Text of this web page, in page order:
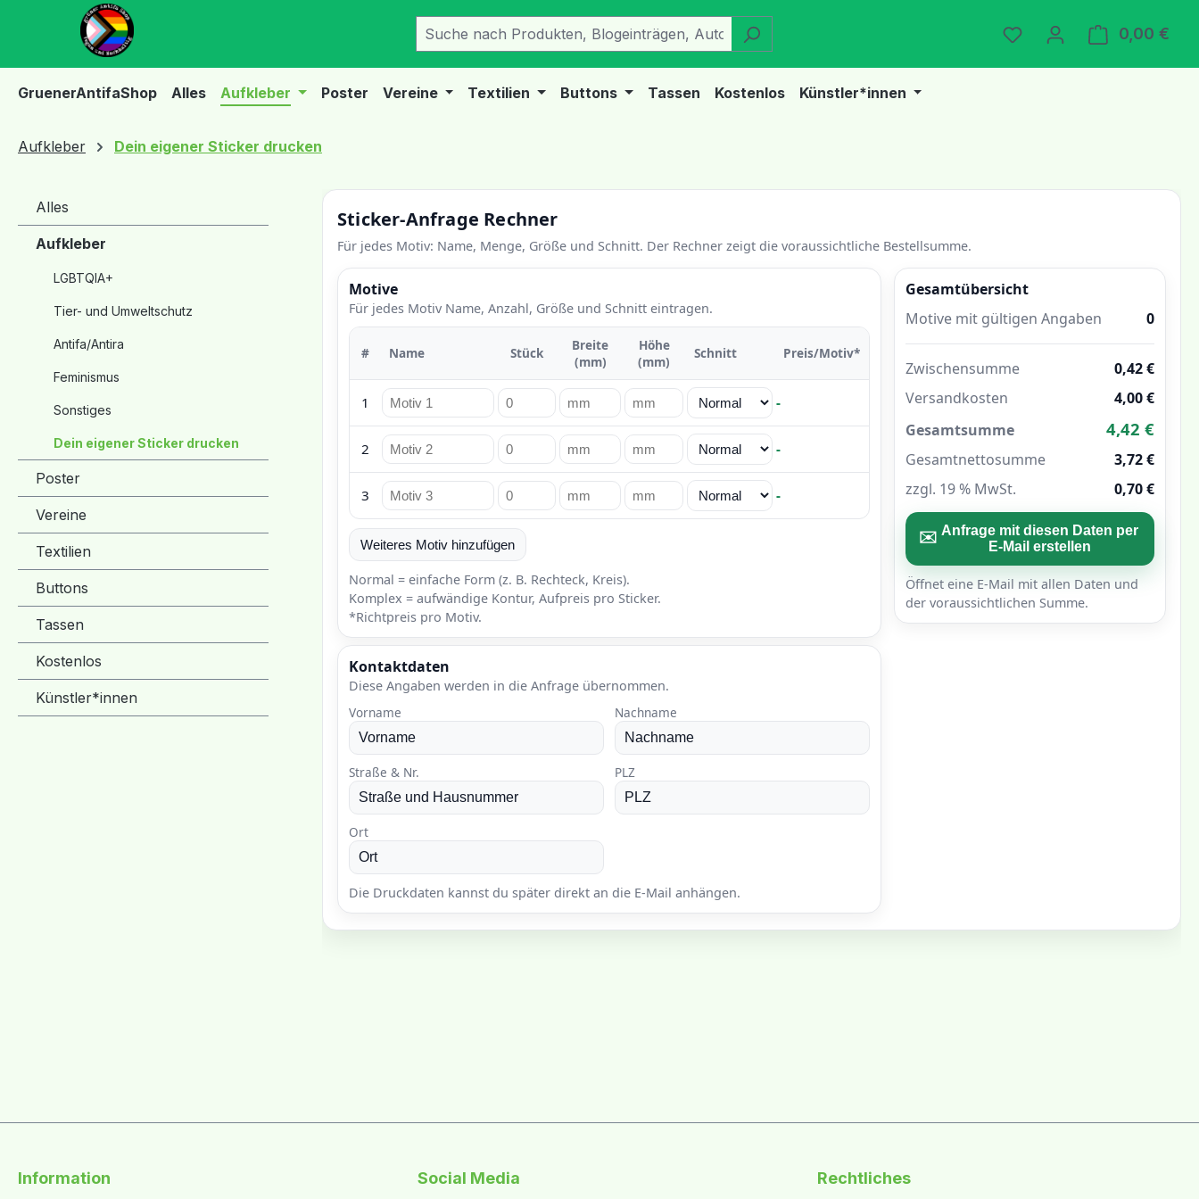
Hauptinhalt springen
Zur Suche springen
Zur Hauptnavigation springen
Du hast 0 Produkte auf
0,00 €
GruenerAntifaShop Alles Aufkleber Poster Vereine Textilien Buttons Tassen Kostenlos Künstler*innen
Aufkleber Dein eigener Sticker drucken
Alles
Aufkleber
LGBTQIA+
Tier- und Umweltschutz
Antifa/Antira
Feminismus
Sonstiges
Dein eigener Sticker drucken
Poster
Vereine
Textilien
Buttons
Tassen
Kostenlos
Künstler*innen
Information Social Media Rechtliches